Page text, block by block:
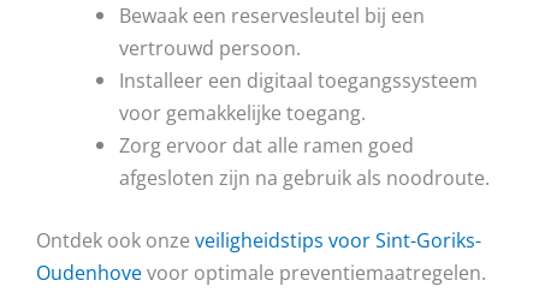
Bewaak een reservesleutel bij een
vertrouwd persoon.
Installeer een digitaal toegangssysteem
voor gemakkelijke toegang.
Zorg ervoor dat alle ramen goed
afgesloten zijn na gebruik als noodroute.
Ontdek ook onze veiligheidstips voor Sint-Goriks-
Oudenhovevoor optimale preventiemaatregelen.